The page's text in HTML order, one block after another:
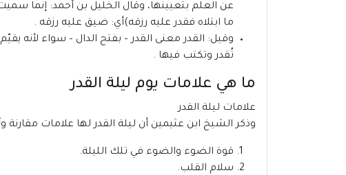
عن العلم بتعيينها، وقال الخليل بن أحمد: إنما
ما ابتلاه فقدر عليه رزقه)أي: ضيق عليه رزقه .
وقيل: القدر معنى القدر – بفتح الدال – سواء لأنه
تُقدر وتكتب فيها .
ما هي علامات يوم ليلة القدر
علامات ليلة القدر
وذكر الشيخ ابن عثيمين أن ليلة القدر لها علامات مقارنة
قوة الضوء والضوء في تلك الليلة.
سلام القلب.